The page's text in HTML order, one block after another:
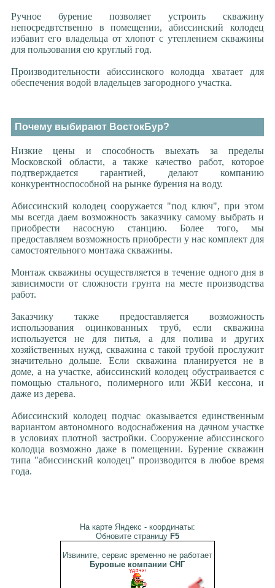
Ручное бурение позволяет устроить скважину
непосредвтственно в помещении, абиссинский колодец
избавит его владельца от хлопот с утеплением скважины
для пользования ею круглый год.
Производительности абиссинского колодца хватает для
обеспечения водой владельцев загородного участка.
Почему выбирают ВостокБур?
Низкие цены и способность выехать за пределы
Московской области, а также качество работ, которое
подтверждается гарантией, делают компанию
конкурентноспособной на рынке бурения на воду.
Абиссинский колодец сооружается "под ключ", при этом
мы всегда даем возможность заказчику самому выбрать и
приобрести насосную станцию. Более того, мы
предоставляем возможность приобрести у нас комплект для
самостоятельного монтажа скважины.
Монтаж скважины осуществляется в течение одного дня в
зависимости от сложности грунта на месте производства
работ.
Заказчику также предоставляется возможность
использования оцинкованных труб, если скважина
используется не для питья, а для полива и других
хозяйственных нужд, скважина с такой трубой прослужит
значительно дольше. Если скважина планируется не в
доме, а на участке, абиссинский колодец обустраивается с
помощью стального, полимерного или ЖБИ кессона, и
даже из дерева.
Абиссинский колодец подчас оказывается единственным
вариантом автономного водоснабжения на дачном участке
в условиях плотной застройки. Сооружение абиссинского
колодца возможно даже в помещении. Бурение скважин
типа "абиссинский колодец" производится в любое время
года.
На карте Яндекс - координаты:
Обновите страницу F5
Извините, сервис временно не работает
Буровые компании СНГ